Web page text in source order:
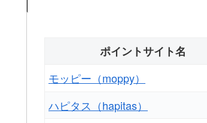
ポイントサイト名
モッピー（moppy）
ハピタス（hapitas）